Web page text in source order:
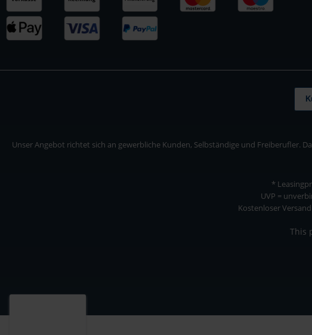
Unser Angebot richtet sich an gewerbliche Kunden, Selbständige und Freiberufler.
*
UVP =
Kostenloser
This